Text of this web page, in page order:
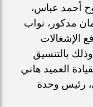
أحمد عباس،
مدكور، نواب
الإشغالات
بالتنسيق
العميد هاني
رئيس وحدة